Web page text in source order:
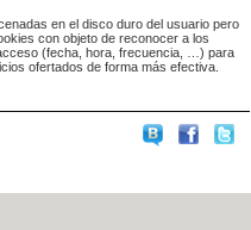
en el disco duro del usuario pero
con objeto de reconocer a los
(fecha, hora, frecuencia, …) para
ofertados de forma más efectiva.